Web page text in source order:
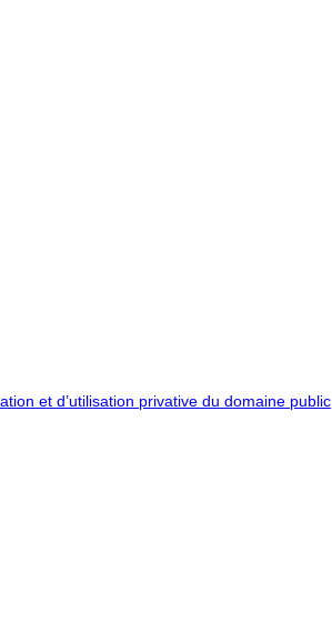
et d’utilisation privative du domaine public